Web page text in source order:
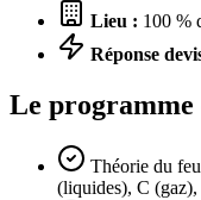
Lieu : 100 %
Réponse
Le programme
Théorie du
(liquides), C